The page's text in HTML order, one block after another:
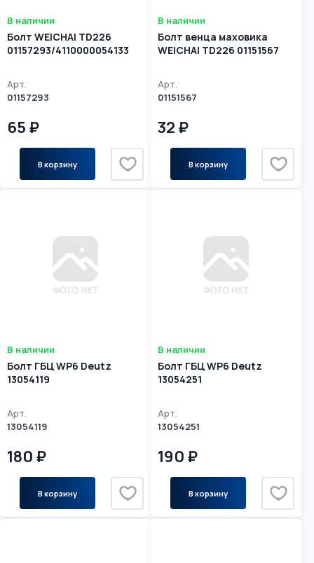
В наличии
Болт WEICHAI TD226
01157293/4110000054133
Арт.
01157293
65 ₽
В корзину
В наличии
Болт венца маховика
WEICHAI TD226 01151567
Арт.
01151567
32 ₽
В корзину
В наличии
Болт ГБЦ WP6 Deutz
13054119
Арт.
13054119
180 ₽
В корзину
В наличии
Болт ГБЦ WP6 Deutz
13054251
Арт.
13054251
190 ₽
В корзину